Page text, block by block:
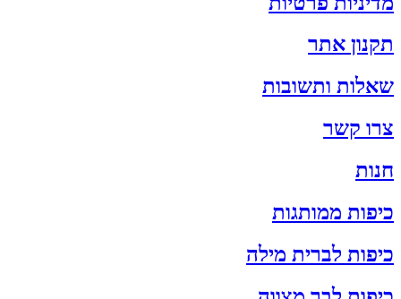
תקנון אתר
שאלות ותשובות
צרו קשר
חנות
כיפות ממותגות
כיפות לברית מילה